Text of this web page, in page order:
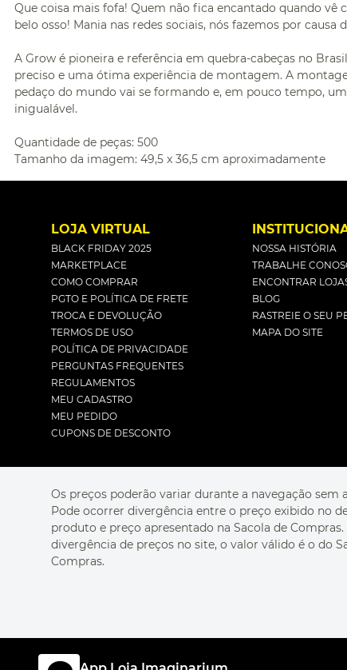
Que coisa mais fofa! Quem não fica encantado quando vê
belo osso! Mania nas redes sociais, nós fazemos por
A Grow é pioneira e referência em quebra-cabeças no
preciso e uma ótima experiência de montagem. A
pedaço do mundo vai se formando e, em pouco tempo,
inigualável.
Quantidade de peças: 500
Tamanho da imagem: 49,5 x 36,5 cm aproximadamente
LOJA VIRTUAL
BLACK FRIDAY 2025
MARKETPLACE
COMO COMPRAR
PGTO E POLÍTICA DE FRETE
TROCA E DEVOLUÇÃO
TERMOS DE USO
POLÍTICA DE PRIVACIDADE
PERGUNTAS FREQUENTES
REGULAMENTOS
MEU CADASTRO
MEU PEDIDO
CUPONS DE DESCONTO
NOSSA HISTÓRIA
TRABALHE
ENCONTRAR
BLOG
RASTREIE O SEU
MAPA DO SITE
Os preços poderão variar durante a navegação sem
Pode ocorrer divergência entre o preço exibido no
produto e preço apresentado na Sacola de Compras.
divergência de preços no site, o valor válido é o do
Compras.